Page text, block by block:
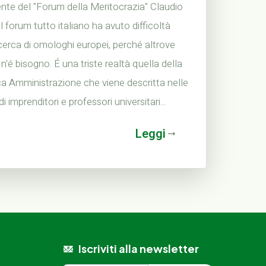
del "Forum della Meritocrazia" Claudio
forum tutto italiano ha avuto difficoltà
di omologhi europei, perché altrove
bisogno. É una triste realtà quella della
Amministrazione che viene descritta nelle
imprenditori e professori universitari...
Leggi
Iscriviti alla newsletter